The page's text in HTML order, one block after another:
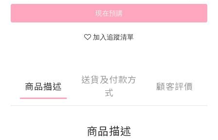
現在預購
加入追蹤清單
商品描述
送貨及付款方
式
顧客評價
商品描述